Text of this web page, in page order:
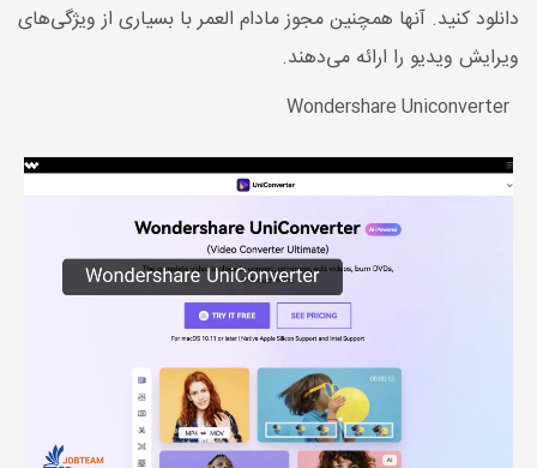
دانلود کنید. آنها همچنین مجوز مادام العمر با بسیاری از ویژگی‌های
ویرایش ویدیو را ارائه می‌دهند.
Wondershare Uniconverter